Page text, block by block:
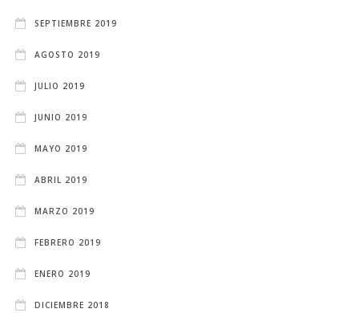
SEPTIEMBRE 2019
AGOSTO 2019
JULIO 2019
JUNIO 2019
MAYO 2019
ABRIL 2019
MARZO 2019
FEBRERO 2019
ENERO 2019
DICIEMBRE 2018